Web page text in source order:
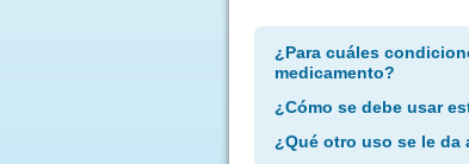
¿Para cuáles
medicamento?
¿Cómo se debe usar
¿Qué otro uso se le da